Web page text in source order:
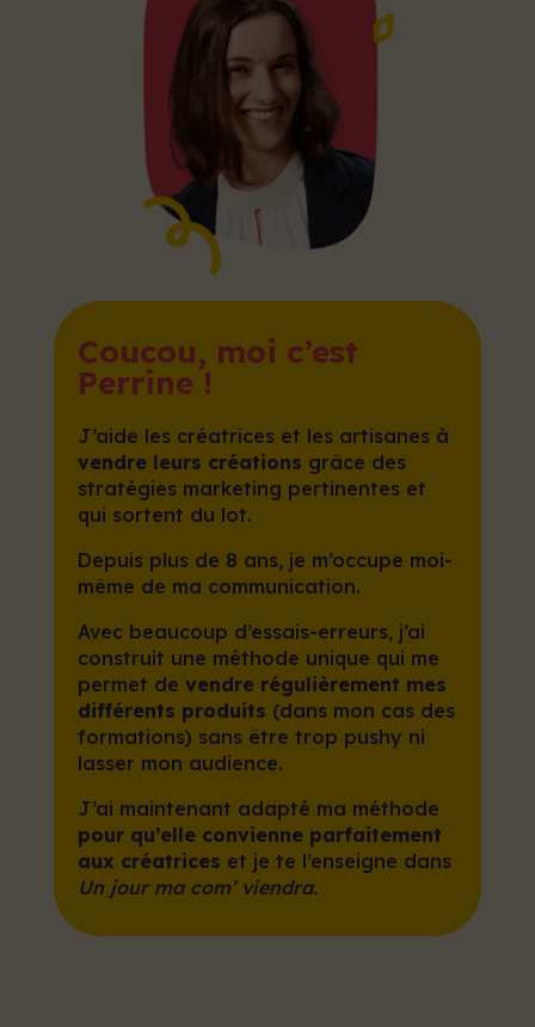
Coucou, moi c’est
Perrine !
J’aide les créatrices et les artisanes à
vendre leurs créations grâce des
stratégies marketing pertinentes et
qui sortent du lot.
Depuis plus de 8 ans, je m’occupe moi-
même de ma communication.
Avec beaucoup d’essais-erreurs, j’ai
construit une méthode unique qui me
permet de vendre régulièrement mes
différents produits (dans mon cas des
formations) sans être trop pushy ni
lasser mon audience.
J’ai maintenant adapté ma méthode
pour qu’elle convienne parfaitement
aux créatrices et je te l’enseigne dans
Un jour ma com’ viendra.